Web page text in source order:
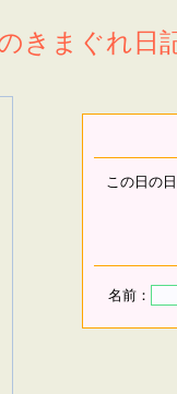
きまぐれ日
この日の
名前：